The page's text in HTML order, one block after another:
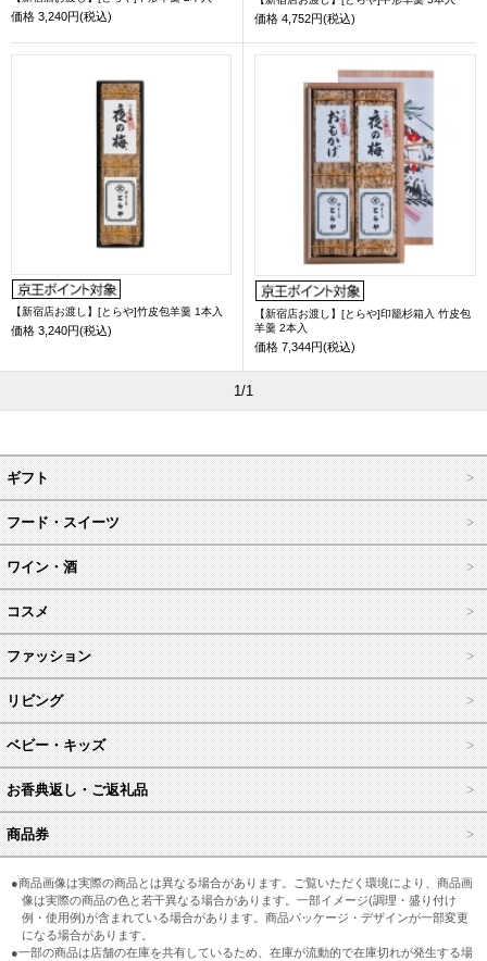
価格 3,240円(税込) 価格 4,752円(税込)
【新宿店お渡し】[とらや]竹皮包羊羹 1本入
価格 3,240円(税込)
【新宿店お渡し】[とらや]印籠杉箱入 竹皮包
羊羹 2本入
価格 7,344円(税込)
1/1
ギフト
フード・スイーツ
ワイン・酒
コスメ
ファッション
リビング
ベビー・キッズ
お香典返し・ご返礼品
商品券
●商品画像は実際の商品とは異なる場合があります。ご覧いただく環境により、商品画
像は実際の商品の色と若干異なる場合があります。一部イメージ(調理・盛り付け
例・使用例)が含まれている場合があります。商品パッケージ・デザインが一部変更
になる場合があります。
●一部の商品は店舗の在庫を共有しているため、在庫が流動的で在庫切れが発生する場